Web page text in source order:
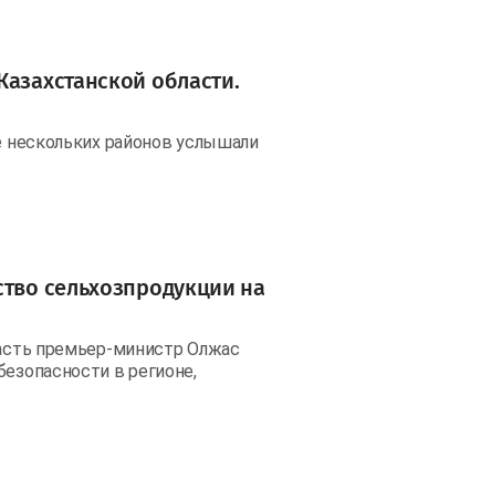
области.
нескольких районов услышали
сельхозпродукции на
премьер-министр Олжас
в регионе,